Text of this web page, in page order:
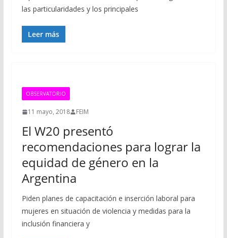
las particularidades y los principales
Leer más
OBSERVATORIO
11 mayo, 2018 FEIM
El W20 presentó
recomendaciones para lograr la
equidad de género en la
Argentina
Piden planes de capacitación e inserción laboral para
mujeres en situación de violencia y medidas para la
inclusión financiera y